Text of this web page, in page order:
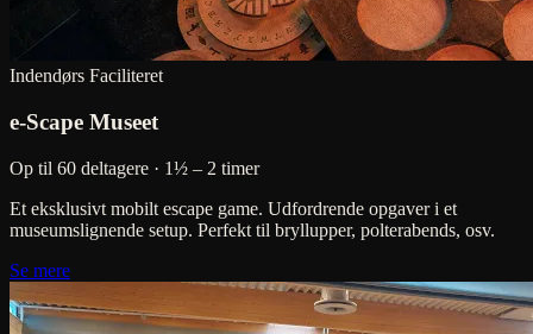
Indendørs Faciliteret
e-Scape Museet
Op til 60 deltagere · 1½ – 2 timer
Et eksklusivt mobilt escape game. Udfordrende opgaver i et
museumslignende setup. Perfekt til bryllupper, polterabends, osv.
Se mere